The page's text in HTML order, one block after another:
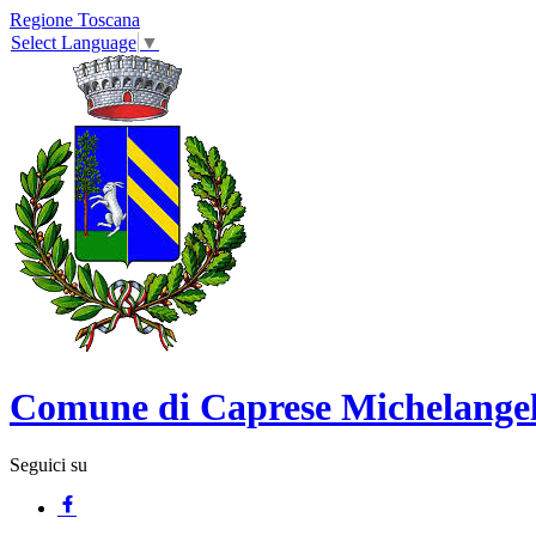
Regione Toscana
Select Language ▼
Comune di Caprese
Seguici su